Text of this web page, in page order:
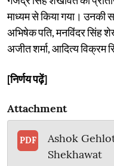
माध्यम से किया गया। उनकी
अभिषेक पति, मनविंदर सिंह
अजीत शर्मा, आदित्य विक्रम
[निर्णय पढ़ें]
Attachment
PDF
Ashok
Shekhawat